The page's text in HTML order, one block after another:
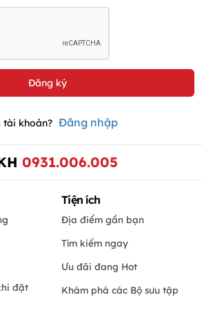
tài khoản? Đăng nhập
0931.006.005
đặt
Tiện ích
Địa điểm gần bạn
Tìm kiếm ngay
Ưu đãi đang Hot
Khám phá các Bộ sưu tập